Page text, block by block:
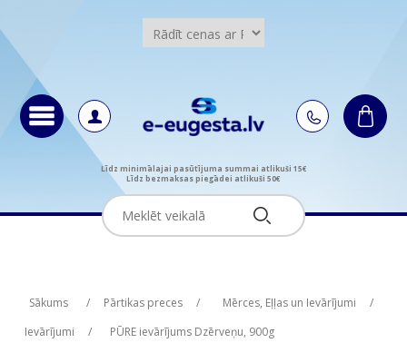
Līdz minimālajai pasūtījuma summai atlikuši 15€
Līdz bezmaksas piegādei atlikuši 50€
Sākums / Pārtikas preces / Mērces, Eļļas un Ievārījumi
/
Ievārījumi
/ PŪRE ievārījums Dzērveņu, 900g